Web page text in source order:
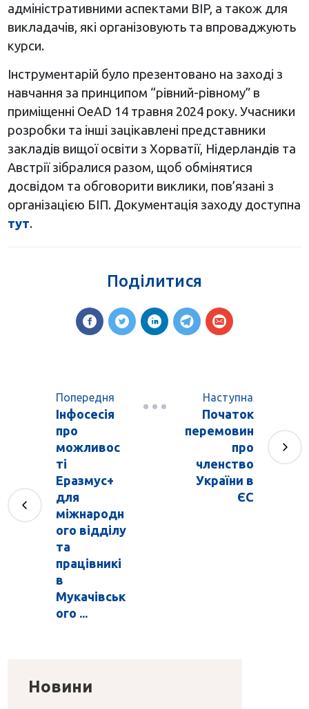
адміністративними аспектами BIP, а також для
викладачів, які організовують та впроваджують
курси.
Інструментарій було презентовано на заході з
навчання за принципом “рівний-рівному” в
приміщенні OeAD 14 травня 2024 року. Учасники
розробки та інші зацікавлені представники
закладів вищої освіти з Хорватії, Нідерландів та
Австрії зібралися разом, щоб обмінятися
досвідом та обговорити виклики, пов’язані з
організацією БІП. Документація заходу доступна
тут.
Поділитися
Попередня
Інфосесія
про
можливос
ті
Еразмус+
для
міжнародн
ого відділу
та
працівникі
в
Мукачівськ
ого ...
Наступна
Початок
перемовин
про
членство
України в
ЄС
Новини